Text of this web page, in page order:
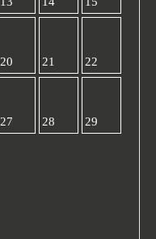
20 21 22
27 28 29